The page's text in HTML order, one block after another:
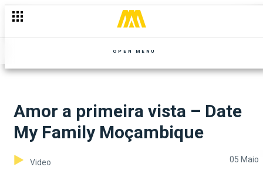
OPEN MENU
Amor a primeira vista – Date
My Family Moçambique
Video 05 Maio